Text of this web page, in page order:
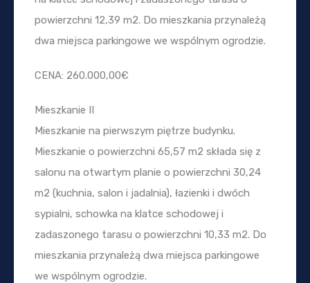
powierzchni 12,39 m2. Do mieszkania przynależą
dwa miejsca parkingowe we wspólnym ogrodzie.
CENA: 260.000,00€
Mieszkanie II
Mieszkanie na pierwszym piętrze budynku.
Mieszkanie o powierzchni 65,57 m2 składa się z
salonu na otwartym planie o powierzchni 30,24
m2 (kuchnia, salon i jadalnia), łazienki i dwóch
sypialni, schowka na klatce schodowej i
zadaszonego tarasu o powierzchni 10,33 m2. Do
mieszkania przynależą dwa miejsca parkingowe
we wspólnym ogrodzie.